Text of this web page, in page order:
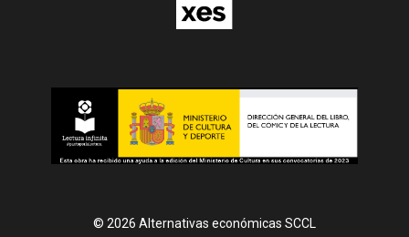
© 2026 Alternativas económicas SCCL